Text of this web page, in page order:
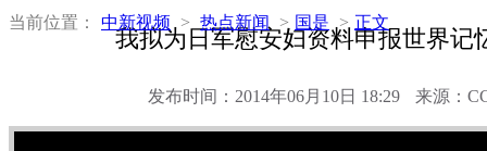
当前位置： 中新视频 > 热点新闻 > 国是 > 正文
我拟为日军慰安妇资料申报世界记
发布时间：2014年06月10日 18:29 来源：